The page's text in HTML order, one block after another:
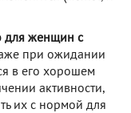
для женщин с
при ожидании
в его хорошем
активности,
их с нормой для